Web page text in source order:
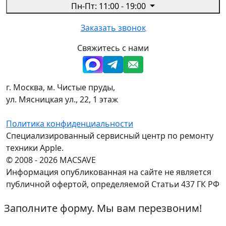
Пн-Пт: 11:00 - 19:00
Заказать звонок
Свяжитесь с нами
г. Москва, м. Чистые пруды,
ул. Мясницкая ул., 22, 1 этаж
Политика конфиденциальности
Специализированный сервисный центр по ремонту
техники Apple.
© 2008 - 2026 MACSAVE
Информация опубликованная на сайте не является
публичной офертой, определяемой Статьи 437 ГК РФ
Заполните форму. Мы вам перезвоним!